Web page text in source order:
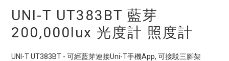
UNI-T UT383BT 藍芽
200,000lux 光度計 照度計
UNI-T UT383BT - 可經藍芽連接Uni-T手機App, 可接駁三腳架